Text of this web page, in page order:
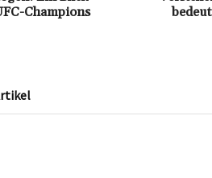
Champions